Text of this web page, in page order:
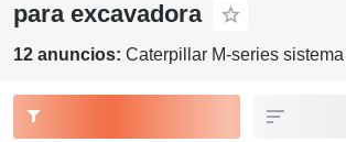
para excavadora
12 anuncios: Caterpillar M-series